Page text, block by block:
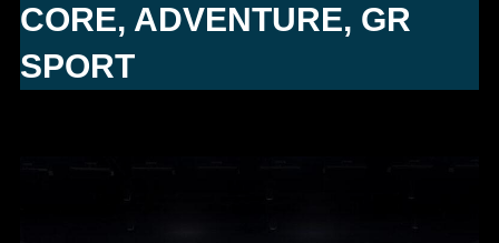
CORE, ADVENTURE, GR
SPORT